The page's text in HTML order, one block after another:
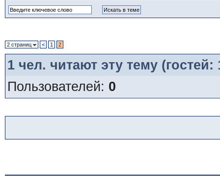
2 страниц < 1 2
1чел. читают эту тему
Пользователей: 0